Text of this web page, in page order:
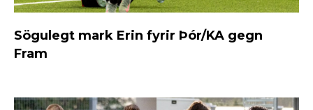
Sögulegt mark Erin fyrir Þór/KA gegn
Fram